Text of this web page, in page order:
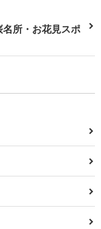
所・お花見スポ